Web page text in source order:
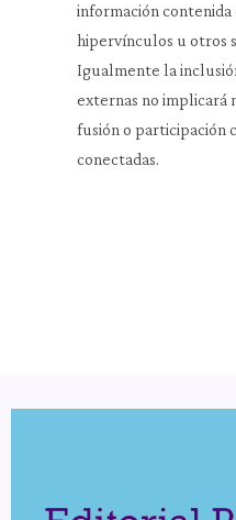
información contenida
hipervínculos u otros
Igualmente la
externas no implicará
fusión o participación
conectadas.